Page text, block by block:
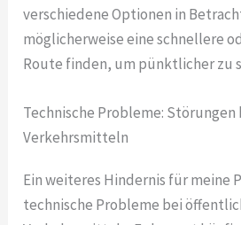
verschiedene Optionen in
möglicherweise eine schnellere
Route finden, um pünktlicher zu
Technische Probleme:
Verkehrsmitteln
Ein weiteres Hindernis für meine
technische Probleme bei